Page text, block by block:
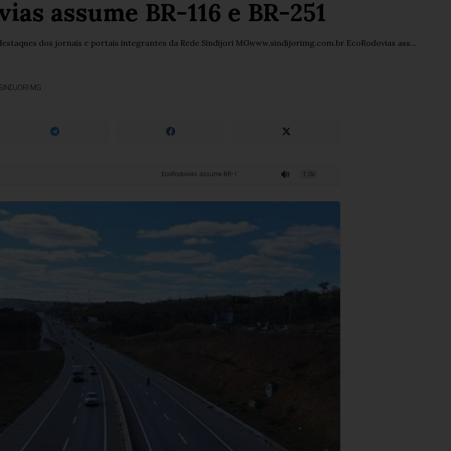
assume BR-116 e BR-251
dos jornais e portais integrantes da Rede Sindijori MGwww.sindijorimg.com.br EcoRodovias ass...
MG
EcoRodovias assume BR-116 e BR-251 1.0x